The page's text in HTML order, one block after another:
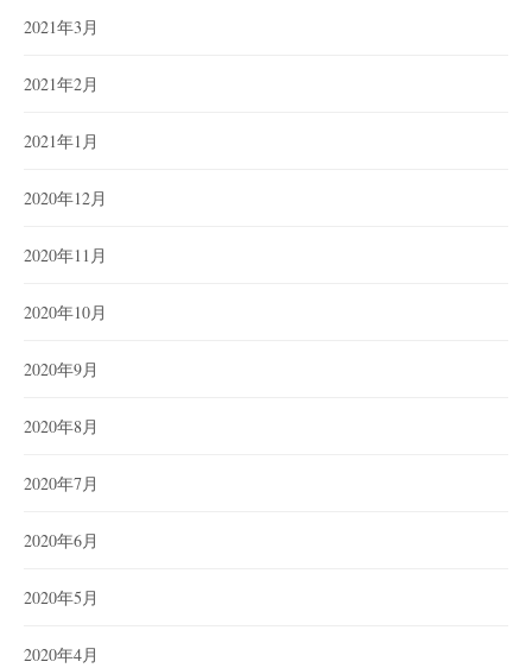
2021年3月
2021年2月
2021年1月
2020年12月
2020年11月
2020年10月
2020年9月
2020年8月
2020年7月
2020年6月
2020年5月
2020年4月